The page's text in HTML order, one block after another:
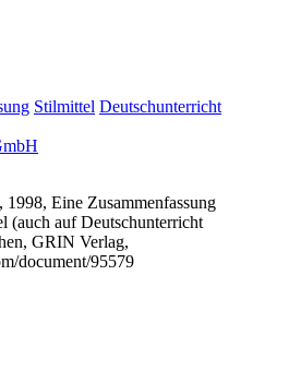
Stilmittel Deutschunterricht
, 1998, Eine Zusammenfassung
(auch auf Deutschunterricht
GRIN Verlag,
document/95579